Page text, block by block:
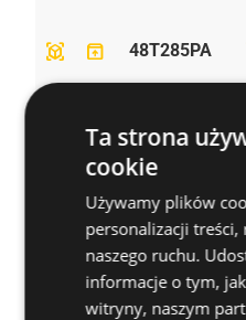
view_in_ar unarchive 48T285PA
unarchive 410T285PA
unarchive 412T285PA
Ta strona
cookie
Używamy plików
personalizacji
naszego ruchu.
informacje o tym,
witryny, naszym